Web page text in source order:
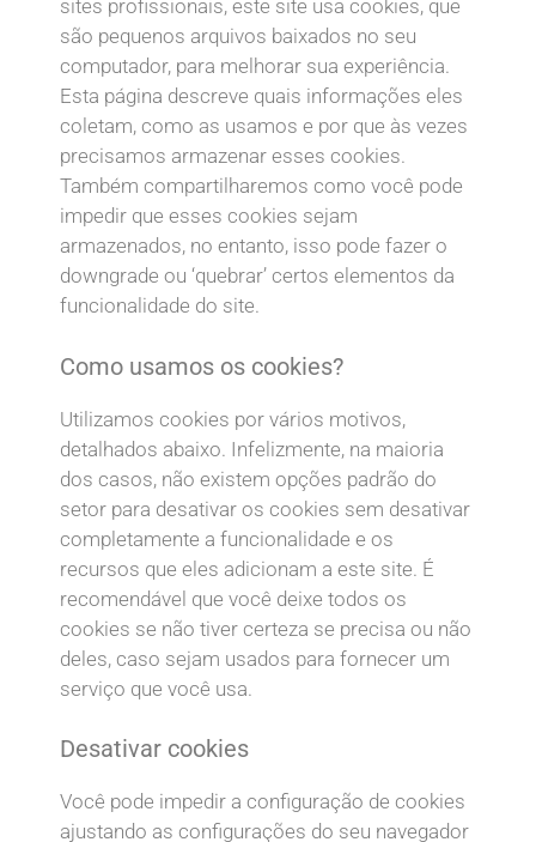
sites profissionais, este site usa cookies, que
são pequenos arquivos baixados no seu
computador, para melhorar sua experiência.
Esta página descreve quais informações eles
coletam, como as usamos e por que às vezes
precisamos armazenar esses cookies.
Também compartilharemos como você pode
impedir que esses cookies sejam
armazenados, no entanto, isso pode fazer o
downgrade ou ‘quebrar’ certos elementos da
funcionalidade do site.
Como usamos os cookies?
Utilizamos cookies por vários motivos,
detalhados abaixo. Infelizmente, na maioria
dos casos, não existem opções padrão do
setor para desativar os cookies sem desativar
completamente a funcionalidade e os
recursos que eles adicionam a este site. É
recomendável que você deixe todos os
cookies se não tiver certeza se precisa ou não
deles, caso sejam usados para fornecer um
serviço que você usa.
Desativar cookies
Você pode impedir a configuração de cookies
ajustando as configurações do seu navegador